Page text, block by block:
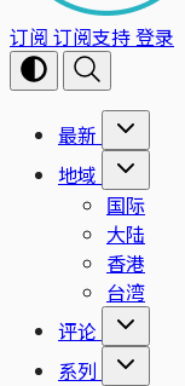
订阅 订阅支持登录
最新
地域
国际
大陆
香港
台湾
评论
系列